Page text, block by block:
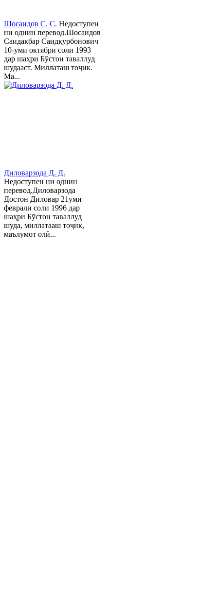
Шосаидов С. С. Недоступен
ни однин перевод.Шосаидов
Саидакбар Саидқурбонович
10-уми октябри соли 1993
дар шаҳри Бўстон таваллуд
шудааст. Миллаташ тоҷик.
Ма...
Диловарзода Д. Д.
Недоступен ни однин
перевод.Диловарзода
Достон Диловар 21уми
феврали соли 1996 дар
шаҳри Бӯстон таваллуд
шуда, миллатааш тоҷик,
маълумот олӣ...